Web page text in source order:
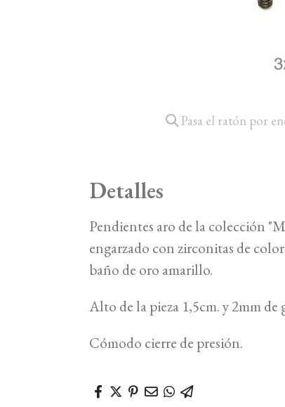
Pasa el ratón por
Detalles
Pendientes aro de la colección
engarzado con zirconitas de
baño de oro amarillo.
Alto de la pieza 1,5cm. y 2mm de
Cómodo cierre de presión.